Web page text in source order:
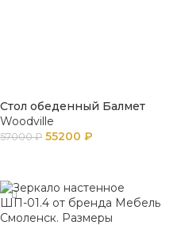
Стол обеденный Балмет
Woodville
57000₽ 55200 ₽